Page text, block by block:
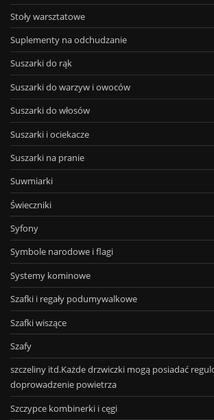
Stoły warsztatowe
Suplementy na odchudzanie
Suszarki do rąk
Suszarki do warzyw i owoców
Suszarki do włosów
Suszarki i ociekacze
Suszarki na pranie
Suwmiarki
Świeczniki
Syfony
Symbole narodowe i flagi
Systemy kominowe
Szafki i regały podumywalkowe
Szafki wiszące
Szafy
szczeliny itd.Każde drzwiczki mogą posiadać
doprowadzenie powietrza
Szczypce kombinerki i cęgi